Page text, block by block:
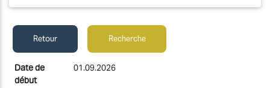
Retour Recherche
01.09.2026